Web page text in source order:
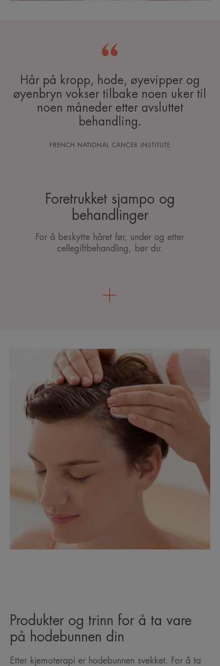
Hår på kropp, hode, øyevipper og
øyenbryn vokser tilbake noen uker til
noen måneder etter avsluttet
behandling.
FRENCH NATIONAL CANCER INSTITUTE
Foretrukket sjampo og
behandlinger
For å beskytte håret før, under og etter
cellegiftbehandling, bør du:
Produkter og trinn for å ta vare
på hodebunnen din
Etter kjemoterapi er hodebunnen svekket. For å ta